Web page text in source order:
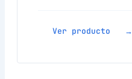
Ver producto →